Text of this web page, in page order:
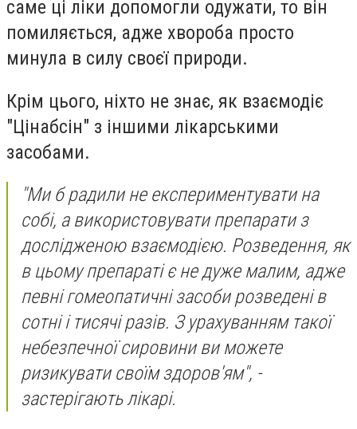
саме ці ліки допомогли одужати, то він
помиляється, адже хвороба просто
минула в силу своєї природи.
Крім цього, ніхто не знає, як взаємодіє
"Цінабсін" з іншими лікарськими
засобами.
"Ми б радили не експериментувати на
собі, а використовувати препарати з
дослідженою взаємодією. Розведення, як
в цьому препараті є не дуже малим, адже
певні гомеопатичні засоби розведені в
сотні і тисячі разів. З урахуванням такої
небезпечної сировини ви можете
ризикувати своїм здоров'ям", -
застерігають лікарі.